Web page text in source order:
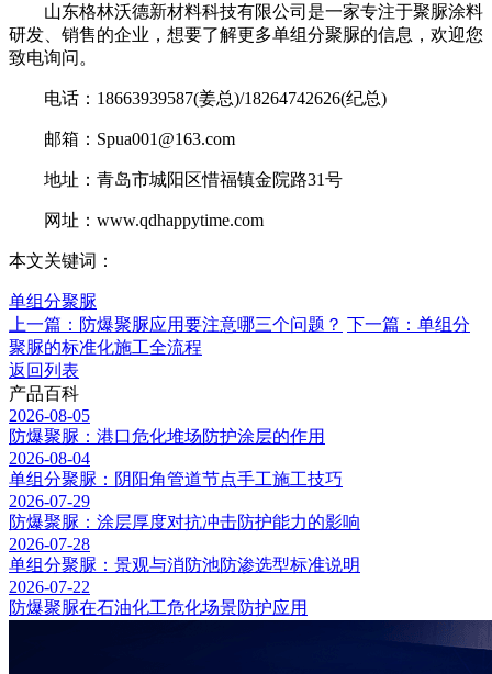
山东格林沃德新材料科技有限公司是一家专注于聚脲涂料
研发、销售的企业，想要了解更多单组分聚脲的信息，欢迎您
致电询问。
电话：18663939587(姜总)/18264742626(纪总)
邮箱：Spua001@163.com
地址：青岛市城阳区惜福镇金院路31号
网址：www.qdhappytime.com
本文关键词：
单组分聚脲
上一篇：防爆聚脲应用要注意哪三个问题？ 下一篇：单组分
聚脲的标准化施工全流程
返回列表
产品百科
2026-08-05
防爆聚脲：港口危化堆场防护涂层的作用
2026-08-04
单组分聚脲：阴阳角管道节点手工施工技巧
2026-07-29
防爆聚脲：涂层厚度对抗冲击防护能力的影响
2026-07-28
单组分聚脲：景观与消防池防渗选型标准说明
2026-07-22
防爆聚脲在石油化工危化场景防护应用